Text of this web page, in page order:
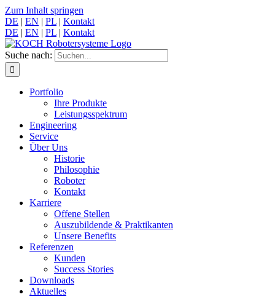
Zum Inhalt springen
DE | EN | PL | Kontakt
DE | EN | PL | Kontakt
Suche nach:
Portfolio
Ihre Produkte
Leistungsspektrum
Engineering
Service
Über Uns
Historie
Philosophie
Roboter
Kontakt
Karriere
Offene Stellen
Auszubildende & Praktikanten
Unsere Benefits
Referenzen
Kunden
Success Stories
Downloads
Aktuelles